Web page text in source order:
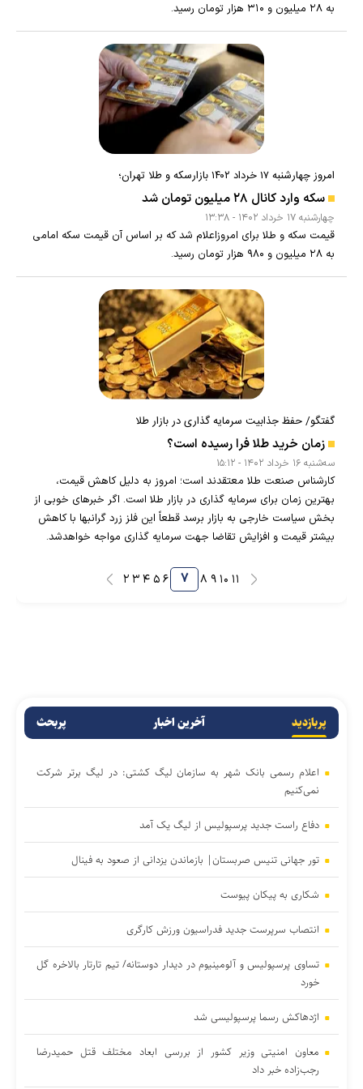
به ۲۸ میلیون و ۳۱۰ هزار تومان رسید.
امروز چهارشنبه ۱۷ خرداد ۱۴۰۲ بازارسکه و طلا تهران؛
سکه وارد کانال ۲۸ میلیون تومان شد
چهارشنبه ۱۷ خرداد ۱۴۰۲ - ۱۳:۳۸
قیمت سکه و طلا برای امروزاعلام شد که بر اساس آن قیمت سکه امامی
به ۲۸ میلیون و ۹۸۰ هزار تومان رسید.
گفتگو/ حفظ جذابیت سرمایه گذاری در بازار طلا
زمان خرید طلا فرا رسیده است؟
سه‌شنبه ۱۶ خرداد ۱۴۰۲ - ۱۵:۱۲
کارشناس صنعت طلا معتقدند است؛ امروز به دلیل کاهش قیمت،
بهترین زمان برای سرمایه گذاری در بازار طلا است. اگر خبر‌های خوبی از
بخش سیاست خارجی به بازار برسد قطعاً این فلز زرد گرانبها با کاهش
بیشتر قیمت و افزایش تقاضا جهت سرمایه گذاری مواجه خواهدشد.
۲۳۴ ۵۶ ۷ ۸ ۹۱۰ ۱۱
پربازدید آخرین اخبار پربحث
اعلام رسمی بانک شهر به سازمان لیگ کشتی: در لیگ برتر شرکت
نمی‌کنیم
دفاع راست جدید پرسپولیس از لیگ یک آمد
تور جهانی تنیس صربستان| بازماندن یزدانی از صعود به فینال
شکاری به پیکان پیوست
انتصاب سرپرست جدید فدراسیون ورزش کارگری
تساوی پرسپولیس و آلومینیوم در دیدار دوستانه/ تیم تارتار بالاخره گل
خورد
اژدهاکش رسما پرسپولیسی شد
معاون امنیتی وزیر کشور از بررسی ابعاد مختلف قتل حمیدرضا
رجب‌زاده خبر داد